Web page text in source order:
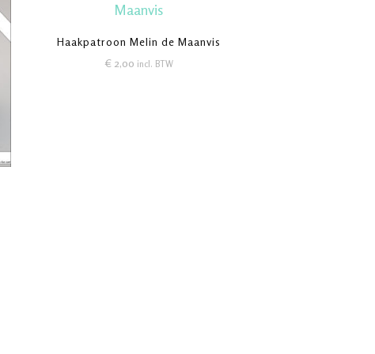
Haakpatroon Melin de Maanvis
€ 2,00 incl. BTW